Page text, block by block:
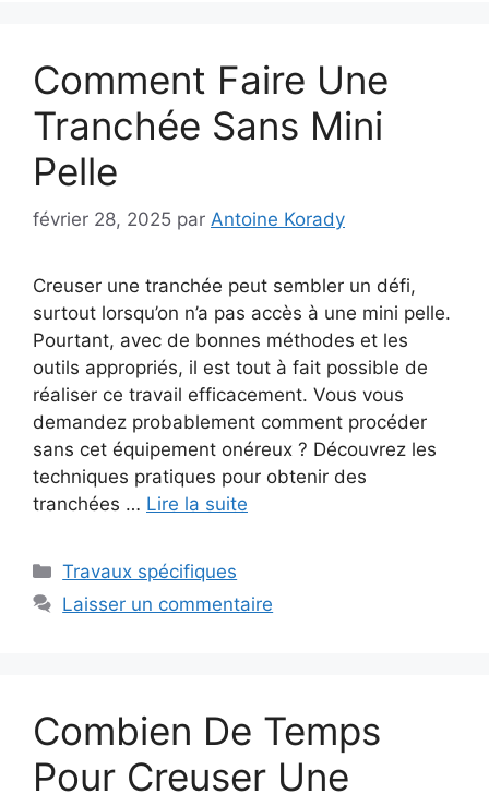
Comment Faire Une
Tranchée Sans Mini
Pelle
février 28, 2025 par Antoine Korady
Creuser une tranchée peut sembler un défi,
surtout lorsqu’on n’a pas accès à une mini pelle.
Pourtant, avec de bonnes méthodes et les
outils appropriés, il est tout à fait possible de
réaliser ce travail efficacement. Vous vous
demandez probablement comment procéder
sans cet équipement onéreux ? Découvrez les
techniques pratiques pour obtenir des
tranchées … Lire la suite
Catégories
Travaux spécifiques
Laisser un commentaire
Combien De Temps
Pour Creuser Une